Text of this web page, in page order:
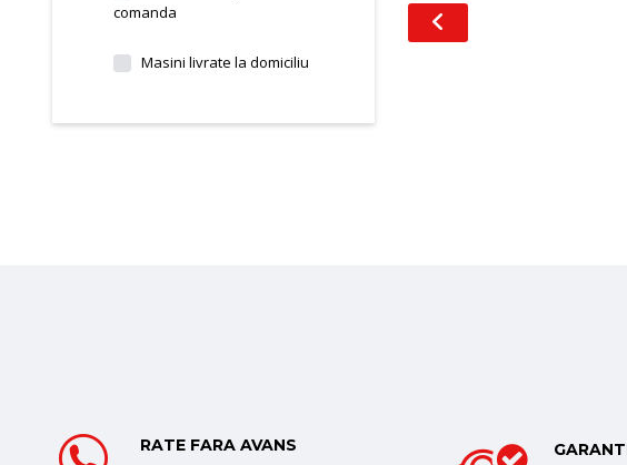
comanda
Masini livrate la domiciliu
RATE FARA AVANS